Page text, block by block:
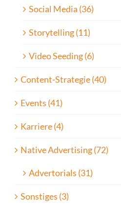
Social Media (36)
Storytelling (11)
Video Seeding (6)
Content-Strategie (40)
Events (41)
Karriere (4)
Native Advertising (72)
Advertorials (31)
Sonstiges (3)